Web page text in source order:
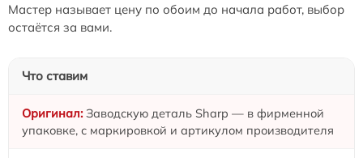
Мастер называет цену по обоим до начала работ, выбор
остаётся за вами.
Что ставим
Заводскую деталь Sharp — в фирменной
упаковке, с маркировкой и артикулом производителя